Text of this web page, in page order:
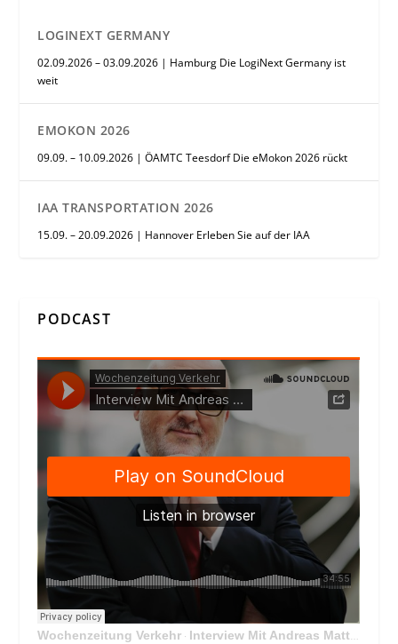
LOGINEXT GERMANY
02.09.2026 – 03.09.2026 | Hamburg Die LogiNext Germany ist
weit
EMOKON 2026
09.09. – 10.09.2026 | ÖAMTC Teesdorf Die eMokon 2026 rückt
IAA TRANSPORTATION 2026
15.09. – 20.09.2026 | Hannover Erleben Sie auf der IAA
PODCAST
Wochenzeitung Verkehr · Interview Mit Andreas Matthä, CEO der ÖBB Holding